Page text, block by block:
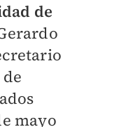
de
mayo